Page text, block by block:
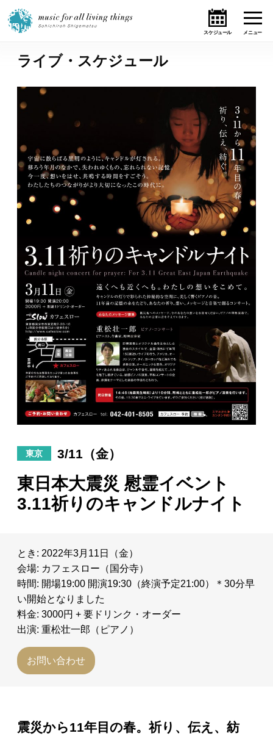
ホーム
ライブ・スケジュール
作品
オンライン・ショップ
ギャラリー
日々のレポート
Specials
プロフィール
演奏依頼
ライブ・スケジュール
東京 3/11（金）
東日本大震災 慰霊イベント
3.11祈りのキャンドルナイト
とき: 2022年3月11日（金）
会場: カフェスロー（国分寺）
時間: 開場19:00 開演19:30（終演予定21:00）＊30分早
い開始となりました
料金: 3000円 + 要ドリンク・オーダー
出演: 重松壮一郎（ピアノ）
お問い合わせ
震災から11年目の春。祈り、伝え、紡